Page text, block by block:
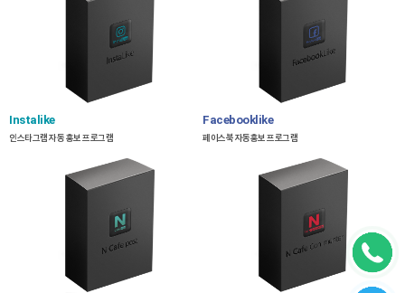
Instalike
인스타그램 자동 홍보 프로그램
Facebooklike
페이스북 자동홍보 프로그램